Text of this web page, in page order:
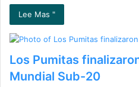
Lee Mas "
Los Pumitas
Mundial Sub-20